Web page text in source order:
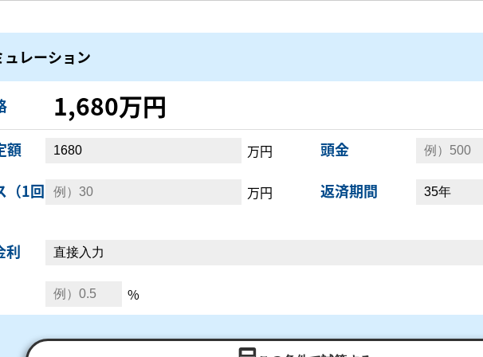
ュレーション
1,680万円
額 万円
頭金
（1回
万円 返済期間
利
%